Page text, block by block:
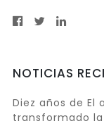
NOTICIAS
Diez años de El
transformado